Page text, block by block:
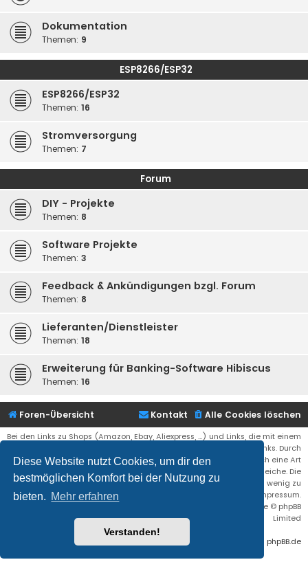
Diese Website nutzt Cookies, um dir den
bestmöglichen Komfort bei der Nutzung zu
bieten. Mehr erfahren
Verstanden!
Dokumentation
Themen: 9
ESP8266/ESP32
ESP8266/ESP32
Themen: 16
Stromversorgung
Themen: 7
Forum
DIY - Projekte
Themen: 8
Software Projekte
Themen: 3
Feedback & Ankündigungen bzgl. Forum
Themen: 8
Lieferanten/Dienstleister
Themen: 18
Erweiterung für Banking-Software Hibiscus
Themen: 16
Foren-Übersicht Alle Cookies löschen
Kontakt
Bei den Links zu Shops (Amazon, Ebay, Aliexpress, ...) und Links, die mit einem
Stern (*) markiert sind, kann es sich um sogenannte Affiliate Links. Durch
den Kauf eines Produktes über einen Affiliate Link erhälte ich eine Art
Umsatzbeteiligung gutgeschrieben. Für euch bleibt der Preis der gleiche. Die
Einnahmen helfen die Hostgebühren für diese Webseite ein wenig zu
reduzieren. Siehe auch das Impressum.
® Forum Software © phpBB
Limited
Deutsche Übersetzung durch phpBB.de